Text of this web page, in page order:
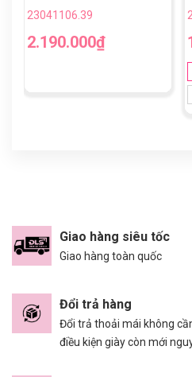
23041106.39
2.190.000₫
Giao hàng siêu tốc
Giao hàng toàn quốc
Đổi trả hàng
Đổi trả thoải mái không
điều kiện giày còn mới